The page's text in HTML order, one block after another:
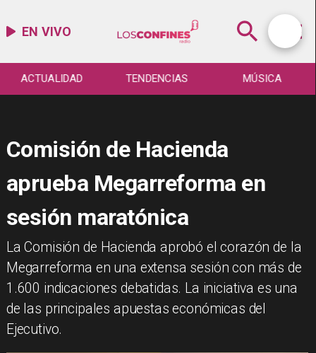
EN VIVO
ACTUALIDAD TENDENCIAS MÚSICA
Comisión de Hacienda
aprueba Megarreforma en
sesión maratónica
La Comisión de Hacienda aprobó el corazón de la
Megarreforma en una extensa sesión con más de
1.600 indicaciones debatidas. La iniciativa es una
de las principales apuestas económicas del
Ejecutivo.